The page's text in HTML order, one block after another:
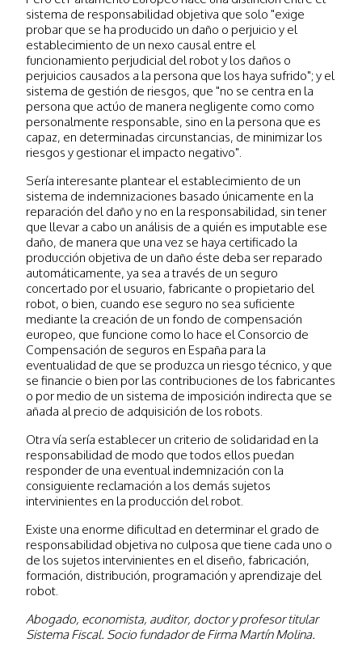
sistema de responsabilidad objetiva que solo "exige
probar que se ha producido un daño o perjuicio y el
establecimiento de un nexo causal entre el
funcionamiento perjudicial del robot y los daños o
perjuicios causados a la persona que los haya sufrido"; y el
sistema de gestión de riesgos, que "no se centra en la
persona que actúo de manera negligente como como
personalmente responsable, sino en la persona que es
capaz, en determinadas circunstancias, de minimizar los
riesgos y gestionar el impacto negativo".
Sería interesante plantear el establecimiento de un
sistema de indemnizaciones basado únicamente en la
reparación del daño y no en la responsabilidad, sin tener
que llevar a cabo un análisis de a quién es imputable ese
daño, de manera que una vez se haya certificado la
producción objetiva de un daño éste deba ser reparado
automáticamente, ya sea a través de un seguro
concertado por el usuario, fabricante o propietario del
robot, o bien, cuando ese seguro no sea suficiente
mediante la creación de un fondo de compensación
europeo, que funcione como lo hace el Consorcio de
Compensación de seguros en España para la
eventualidad de que se produzca un riesgo técnico, y que
se financie o bien por las contribuciones de los fabricantes
o por medio de un sistema de imposición indirecta que se
añada al precio de adquisición de los robots.
Otra vía sería establecer un criterio de solidaridad en la
responsabilidad de modo que todos ellos puedan
responder de una eventual indemnización con la
consiguiente reclamación a los demás sujetos
intervinientes en la producción del robot.
Existe una enorme dificultad en determinar el grado de
responsabilidad objetiva no culposa que tiene cada uno o
de los sujetos intervinientes en el diseño, fabricación,
formación, distribución, programación y aprendizaje del
robot.
Abogado, economista, auditor, doctor y profesor titular
Sistema Fiscal. Socio fundador de Firma Martín Molina.